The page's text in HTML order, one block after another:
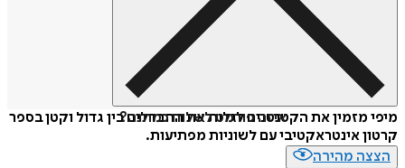
איזה פורמט לשלוח כמתנה?
מיפי מזמין את הקטנטנים לגלות את ההבדלים בין גדול וקטן בספר
קרטון אינטראקטיבי עם לשוניות מפתיעות.
הצצה מהירה